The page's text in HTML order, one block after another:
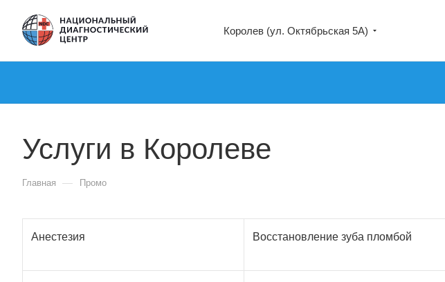
Королев (ул. Октябрьская 5А)
Услуги в Королеве
Главная — Промо
Анестезия Восстановление зуба пломбой